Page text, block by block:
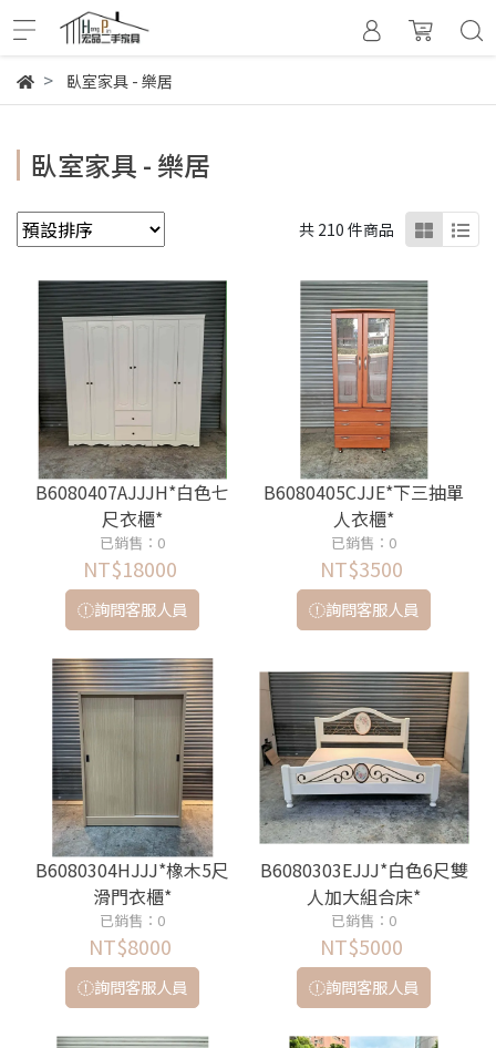
臥室家具 - 樂居
臥室家具 - 樂居
共 210 件商品
B6080407AJJJH*白色七
尺衣櫃*
已銷售：0
NT$18000
詢問客服人員
B6080405CJJE*下三抽單
人衣櫃*
已銷售：0
NT$3500
詢問客服人員
B6080304HJJJ*橡木5尺
滑門衣櫃*
已銷售：0
NT$8000
詢問客服人員
B6080303EJJJ*白色6尺雙
人加大組合床*
已銷售：0
NT$5000
詢問客服人員